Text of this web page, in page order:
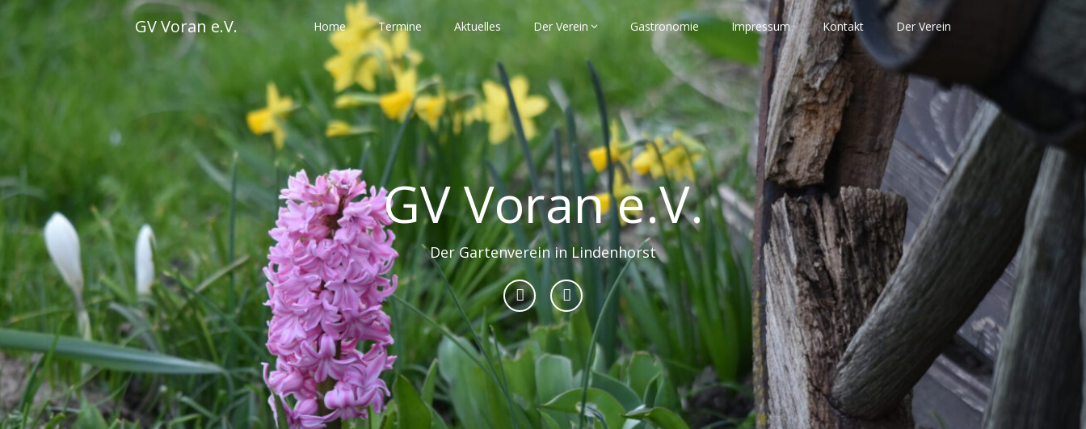
content
GV Voran e.V. Home Termine Aktuelles Der Verein Gastronomie Impressum Kontakt Der Verein
GV Voran e.V.
Der Gartenverein in Lindenhorst